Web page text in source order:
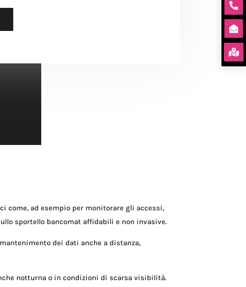
come, ad esempio per monitorare gli accessi,
sportello bancomat affidabili e non invasive.
dei dati anche a distanza,
notturna o in condizioni di scarsa visibilità.


